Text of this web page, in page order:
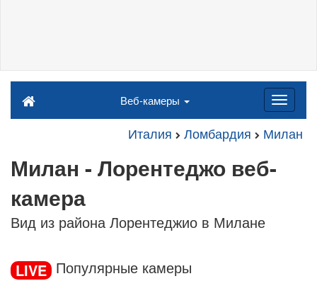
Веб-камеры
Италия Ломбардия Милан
Милан - Лорентеджо веб-
камера
Вид из района Лорентеджио в Милане
LIVE Популярные камеры